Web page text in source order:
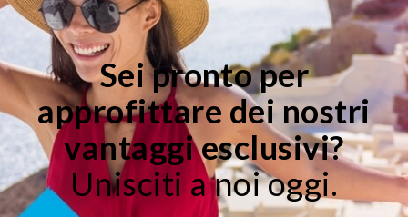
Sei pronto per
approfittare dei nostri
vantaggi esclusivi?
Unisciti a noi oggi.